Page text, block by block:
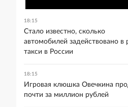
18:15
Стало известно, сколько
автомобилей задействовано в
такси в России
18:15
Игровая клюшка Овечкина
почти за миллион рублей